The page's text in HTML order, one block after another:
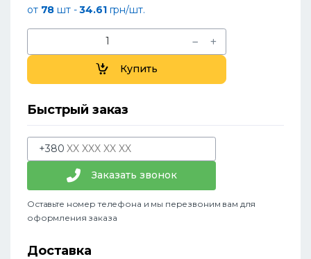
от 78 шт -34.61грн/шт.
Купить
Быстрый заказ
+380
Заказать звонок
Оставьте номер телефона и мы перезвоним вам для
оформления заказа
Доставка